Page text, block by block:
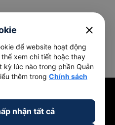
HOÁ
hoá
close
để website hoạt động
xem chi tiết hoặc thay
kỳ lúc nào trong phần Quản
thêm trong Chính sách
nhận tất cả